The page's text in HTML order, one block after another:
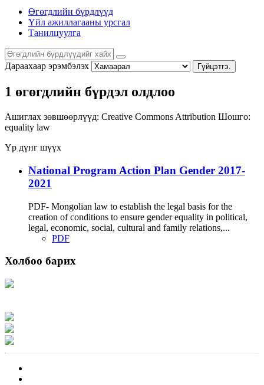
Өгөгдлийн бүрдлүүд
Үйл ажиллагааны урсгал
Танилцуулга
Дараахаар эрэмбэлэх Гүйцэтгэ.
1 өгөгдлийн бүрдэл олдлоо
Ашиглах зөвшөөрлүүд: Creative Commons Attribution Шошго:
equality law
Үр дүнг шүүх
National Program Action Plan Gender 2017-
2021
PDF- Mongolian law to establish the legal basis for the
creation of conditions to ensure gender equality in political,
legal, economic, social, cultural and family relations,...
PDF
Холбоо барих